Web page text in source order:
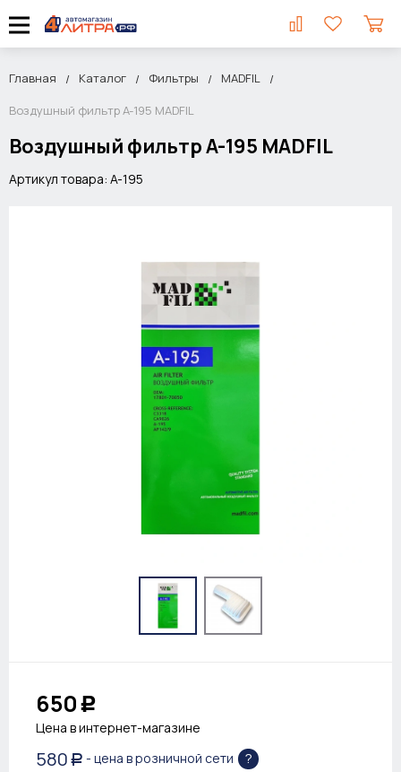
Главная Каталог Фильтры
MADFIL
Воздушный фильтр A-195 MADFIL
Воздушный фильтр A-195 MADFIL
Артикул товара: A-195
650 Р
Цена в интернет-магазине
580 Р - цена в розничной сети ?